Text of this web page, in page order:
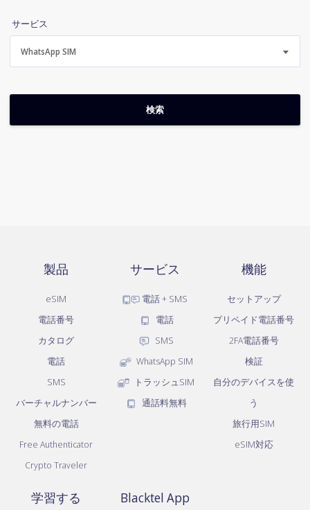
サービス
WhatsApp SIM
製品
eSIM
電話番号
カタログ
電話
SMS
バーチャルナンバー
無料の電話
Free Authenticator
Crypto Traveler
サービス
電話 + SMS
電話
SMS
WhatsApp SIM
トラッシュSIM
通話料無料
機能
セットアップ
プリペイド電話番号
2FA電話番号
検証
自分のデバイスを使
う
旅行用SIM
eSIM対応
学習する Blacktel App